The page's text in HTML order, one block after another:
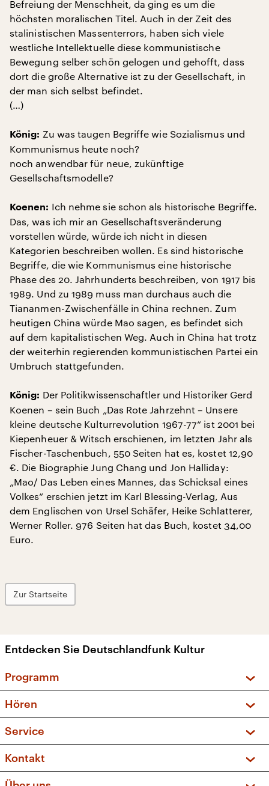
Befreiung der Menschheit, da ging es um die
höchsten moralischen Titel. Auch in der Zeit des
stalinistischen Massenterrors, haben sich viele
westliche Intellektuelle diese kommunistische
Bewegung selber schön gelogen und gehofft, dass
dort die große Alternative ist zu der Gesellschaft, in
der man sich selbst befindet.
(…)
König: Zu was taugen Begriffe wie Sozialismus und
Kommunismus heute noch?
noch anwendbar für neue, zukünftige
Gesellschaftsmodelle?
Koenen: Ich nehme sie schon als historische Begriffe.
Das, was ich mir an Gesellschaftsveränderung
vorstellen würde, würde ich nicht in diesen
Kategorien beschreiben wollen. Es sind historische
Begriffe, die wie Kommunismus eine historische
Phase des 20. Jahrhunderts beschreiben, von 1917 bis
1989. Und zu 1989 muss man durchaus auch die
Tiananmen-Zwischenfälle in China rechnen. Zum
heutigen China würde Mao sagen, es befindet sich
auf dem kapitalistischen Weg. Auch in China hat trotz
der weiterhin regierenden kommunistischen Partei ein
Umbruch stattgefunden.
König: Der Politikwissenschaftler und Historiker Gerd
Koenen – sein Buch „Das Rote Jahrzehnt – Unsere
kleine deutsche Kulturrevolution 1967-77“ ist 2001 bei
Kiepenheuer & Witsch erschienen, im letzten Jahr als
Fischer-Taschenbuch, 550 Seiten hat es, kostet 12,90
€. Die Biographie Jung Chang und Jon Halliday:
„Mao/ Das Leben eines Mannes, das Schicksal eines
Volkes“ erschien jetzt im Karl Blessing-Verlag, Aus
dem Englischen von Ursel Schäfer, Heike Schlatterer,
Werner Roller. 976 Seiten hat das Buch, kostet 34,00
Euro.
Zur Startseite
Entdecken Sie Deutschlandfunk Kultur
Programm
Sendungen und Podcasts
Musikliste
Kakadu – Das Kinderprogramm
Hören
Frequenzen (UKW + DAB+)
Service
FAQ
Apps
Kontakt